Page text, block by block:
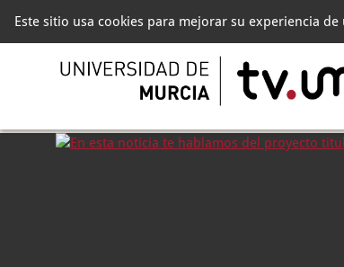
Este sitio usa cookies para mejorar su experiencia